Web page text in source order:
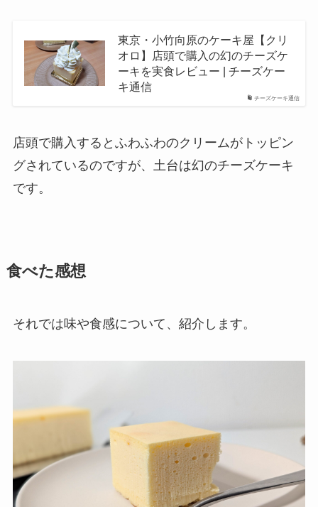
チーズケーキ通信
東京・小竹向原のケーキ屋【クリ
オロ】店頭で購入の幻のチーズケ
ーキを実食レビュー | チーズケー
キ通信
店頭で購入するとふわふわのクリームがトッピン
グされているのですが、土台は幻のチーズケーキ
です。
食べた感想
それでは味や食感について、紹介します。